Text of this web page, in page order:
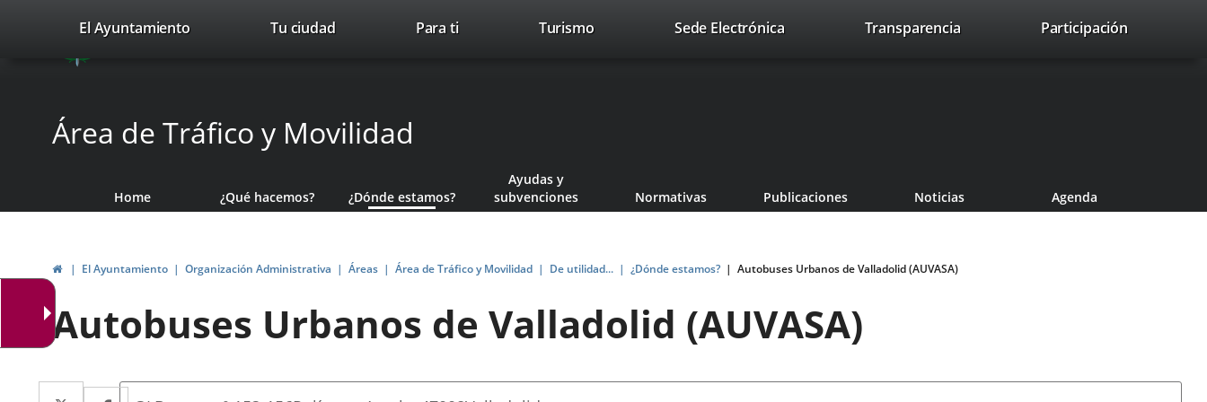
Portal
Web
Ayuntamiento
Valladolid
avaTop Trabaja con nosotros Contacto avaHeaderSocial
Link LinkLinkSearch
valladolid.es
El Ayuntamiento Tu ciudad Para ti TurismoThis
Sede ElectrónicaLink
Transparencia Participación
Área de Tráfico y Movilidad
Home ¿Qué hacemos? ¿Dónde estamos?
Ayudas y
subvenciones
Normativas Publicaciones Noticias Agenda
HomeEl Ayuntamiento Organización Administrativa Áreas Área de Tráfico y Movilidad De utilidad... ¿Dónde estamos? Autobuses Urbanos de Valladolid (AUVASA)
Autobuses Urbanos de Valladolid (AUVASA)
Dirección